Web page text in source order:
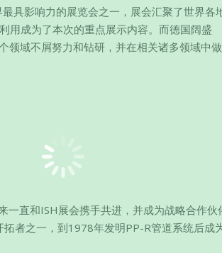
具影响力的展览会之一，展会汇聚了世界各
用成为了本次的重点展示内容。而德国阔盛
领域不屑努力和钻研，并在相关诸多领域中
直和ISH展会携手共进，并成为战略合作伙
者之一，到1978年发明PP-R管道系统后成